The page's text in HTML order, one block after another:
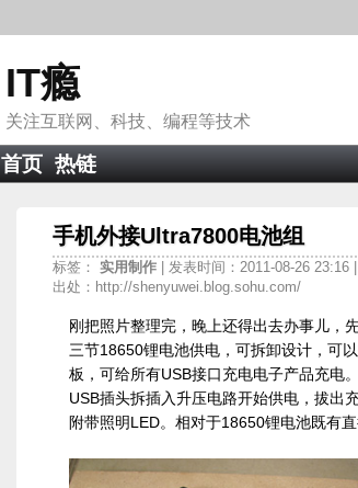
IT瘾
关注互联网、科技、编程等技术
首页 热链
手机外接Ultra7800电池组
标签： 实用制作
| 发表时间：2011-08-26
出处：http://shenyuwei.blog.sohu.com/
刚把照片整理完，晚上还得出去办事儿，
三节18650锂电池供电，可拆卸设计，可
板，可给所有USB接口充电电子产品充电
USB插头拆插入升压电路开始供电，拔出
附带照明LED。相对于18650锂电池既有